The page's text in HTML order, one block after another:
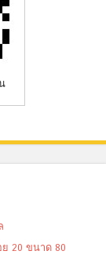
20 ขนาด 80